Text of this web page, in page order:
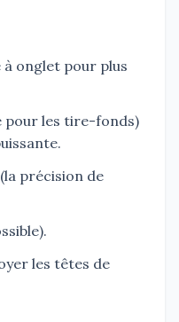
à onglet pour plus
pour les tire-fonds)
(la précision de
les têtes de